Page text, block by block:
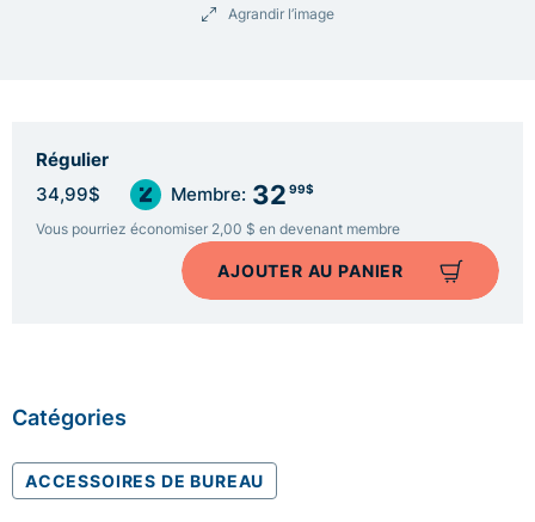
Agrandir l’image
Régulier
34,99$ Membre: 32 99$
Vous pourriez économiser 2,00 $ en devenant membre
AJOUTER AU PANIER
Catégories
ACCESSOIRES DE BUREAU